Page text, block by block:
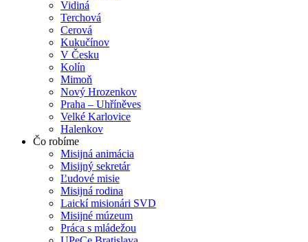
Vidiná
Terchová
Cerová
Kukučínov
V Česku
Kolín
Mimoň
Nový Hrozenkov
Praha – Uhříněves
Velké Karlovice
Halenkov
Čo robíme
Misijná animácia
Misijný sekretár
Ľudové misie
Misijná rodina
Laickí misionári SVD
Misijné múzeum
Práca s mládežou